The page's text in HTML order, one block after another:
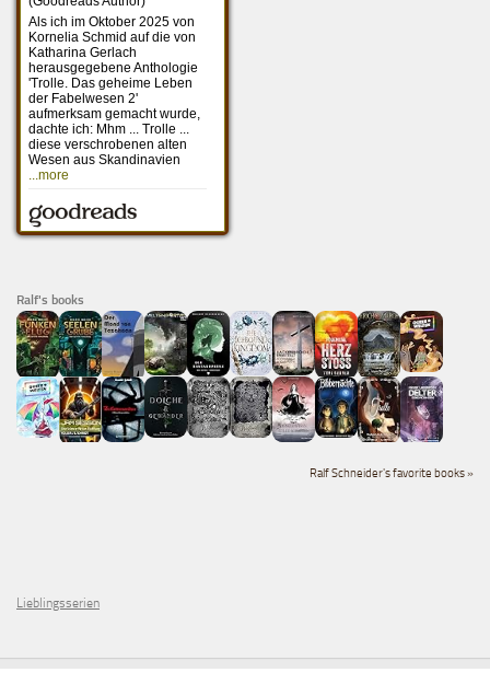
Ralf's books
Ralf Schneider's favorite books »
Lieblingsserien